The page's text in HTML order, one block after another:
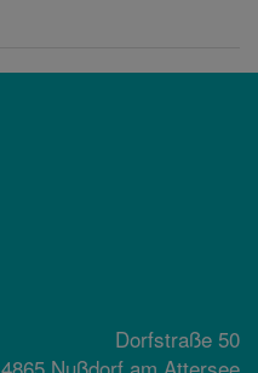
Dorfstraße 50